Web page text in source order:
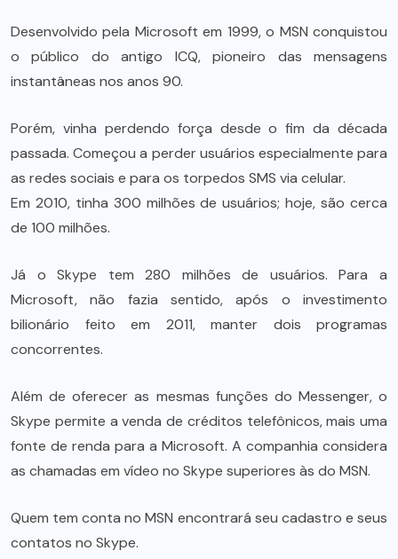
Desenvolvido pela Microsoft em 1999, o MSN conquistou
o público do antigo ICQ, pioneiro das mensagens
instantâneas nos anos 90.
Porém, vinha perdendo força desde o fim da década
passada. Começou a perder usuários especialmente para
as redes sociais e para os torpedos SMS via celular.
Em 2010, tinha 300 milhões de usuários; hoje, são cerca
de 100 milhões.
Já o Skype tem 280 milhões de usuários. Para a
Microsoft, não fazia sentido, após o investimento
bilionário feito em 2011, manter dois programas
concorrentes.
Além de oferecer as mesmas funções do Messenger, o
Skype permite a venda de créditos telefônicos, mais uma
fonte de renda para a Microsoft. A companhia considera
as chamadas em vídeo no Skype superiores às do MSN.
Quem tem conta no MSN encontrará seu cadastro e seus
contatos no Skype.